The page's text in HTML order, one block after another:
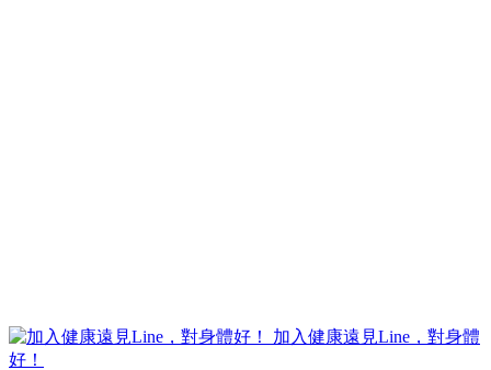
加入健康遠見Line，對身體
好！